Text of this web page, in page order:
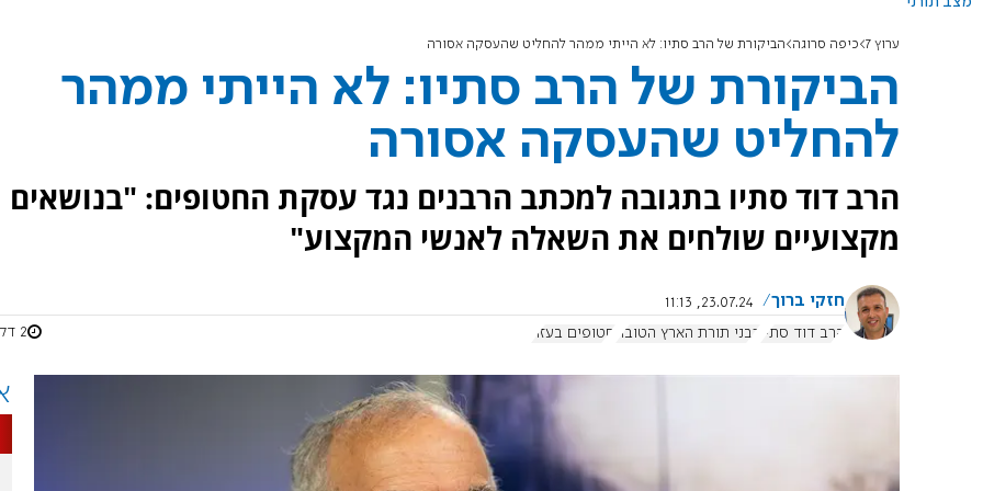
ערוץ 7 כיפה סרוגה הביקורת של הרב סתיו: לא הייתי ממהר להחליט שהעסקה אסורה
הביקורת של הרב סתיו: לא הייתי ממהר
להחליט שהעסקה אסורה
הרב דוד סתיו בתגובה למכתב הרבנים נגד עסקת החטופים: "בנושאים
מקצועיים שולחים את השאלה לאנשי המקצוע"
חזקי ברוך
23.07.24, 11:13
הרב דוד סתיו
רבני תורת הארץ הטובה חטופים בעזה 2 דקות